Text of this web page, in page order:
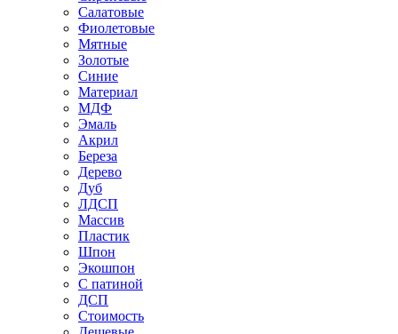
Салатовые
Фиолетовые
Мятные
Золотые
Синие
Материал
МДФ
Эмаль
Акрил
Береза
Дерево
Дуб
ЛДСП
Массив
Пластик
Шпон
Экошпон
С патиной
ДСП
Стоимость